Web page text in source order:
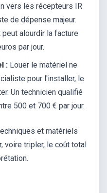
vers les récepteurs IR
de dépense majeur.
alourdir la facture
par jour.
: Louer le matériel ne
pour l'installer, le
Un technicien qualifié
500 et 700 € par jour.
et matériels
voire tripler, le coût total